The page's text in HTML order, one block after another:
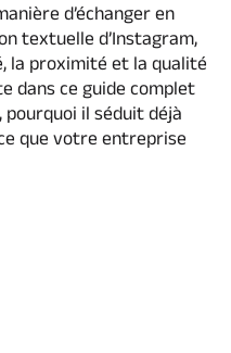
d’échanger en
textuelle d’Instagram,
la proximité et la qualité
dans ce guide complet
il séduit déjà
que votre entreprise